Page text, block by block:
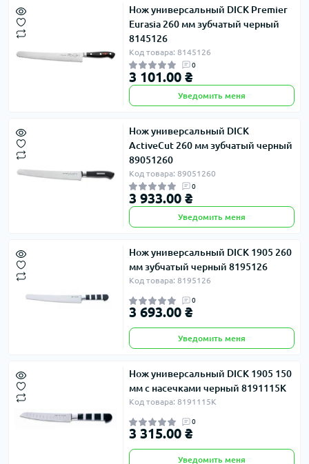
Нож универсальный DICK Premier
Eurasia 260 мм зубчатый черный
8145126
Код товара: 8145126
0
3 101.00 ₴
Уведомить меня
Нож универсальный DICK
ActiveCut 260 мм зубчатый черный
89051260
Код товара: 89051260
0
3 933.00 ₴
Уведомить меня
Нож универсальный DICK 1905 260
мм зубчатый черный 8195126
Код товара: 8195126
0
3 693.00 ₴
Уведомить меня
Нож универсальный DICK 1905 150
мм с насечками черный 8191115K
Код товара: 8191115K
0
3 315.00 ₴
Уведомить меня